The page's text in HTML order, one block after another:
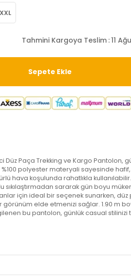
XXL
Tahmini Kargoya Teslim :11
Düz Paça Trekking ve Kargo Pantolon,
polyester materyali sayesinde hafif,
hava koşulunda rahatlıkla
sıkılaştırmadan sararak gün boyu
için ideal bir seçenek sunarken,
görünüm elde etmenizi sağlar. 1.90 m
bu pantolon, günlük casual